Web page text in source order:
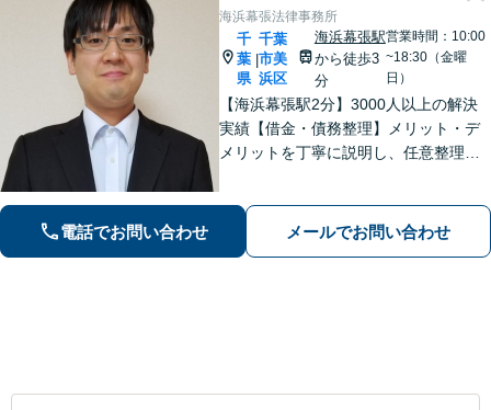
海浜幕張法律事務所
千
葉
県
|
千葉
市美
浜区
海浜幕張駅
から徒歩3
分
営業時間：10:00
~18:30（金曜
日）
【海浜幕張駅2分】3000人以上の解決
実績【借金・債務整理】メリット・デ
メリットを丁寧に説明し、任意整理・
以内に回答、電話は弁護士直通です
【休日・夜間面談は事前予約】
電話でお問い合わせ メールでお問い合わせ